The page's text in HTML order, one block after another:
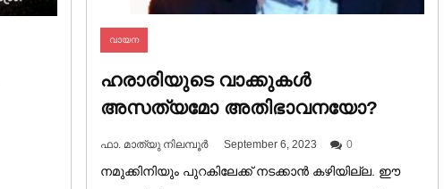
വായന
ഹരാരിയുടെ വാക്കുകൾ
അസത്യമോ അതിഭാവനയോ?
ഫാ. മാത്യു നിലമ്പൂര്‍ September 6, 2023 0
നമുക്കിനിയും പുറകിലേക്ക് നടക്കാൻ കഴിയില്ല. ഈ